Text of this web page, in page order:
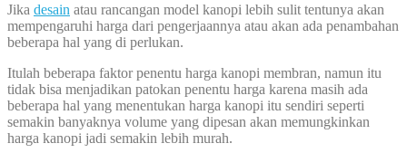
Jika desain atau rancangan model kanopi lebih sulit tentunya akan
mempengaruhi harga dari pengerjaannya atau akan ada penambahan
beberapa hal yang di perlukan.
Itulah beberapa faktor penentu harga kanopi membran, namun itu
tidak bisa menjadikan patokan penentu harga karena masih ada
beberapa hal yang menentukan harga kanopi itu sendiri seperti
semakin banyaknya volume yang dipesan akan memungkinkan
harga kanopi jadi semakin lebih murah.